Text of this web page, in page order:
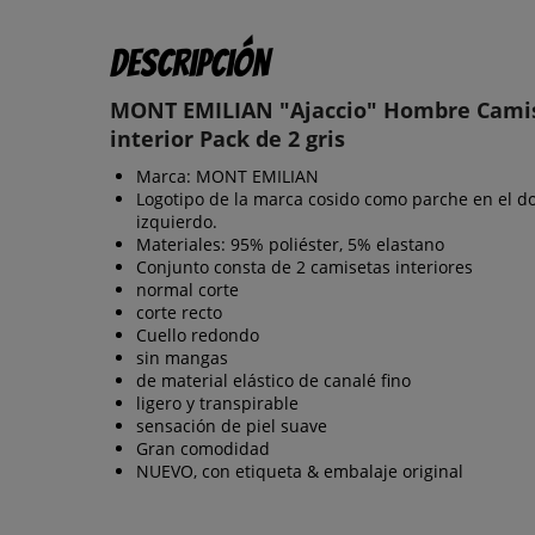
Descripción
MONT EMILIAN "Ajaccio" Hombre
interior Pack de 2 gris
Marca: MONT EMILIAN
Logotipo de la marca cosido como parche en el
izquierdo.
Materiales: 95% poliéster, 5% elastano
Conjunto consta de 2 camisetas interiores
normal corte
corte recto
Cuello redondo
sin mangas
de material elástico de canalé fino
ligero y transpirable
sensación de piel suave
Gran comodidad
NUEVO, con etiqueta & embalaje original